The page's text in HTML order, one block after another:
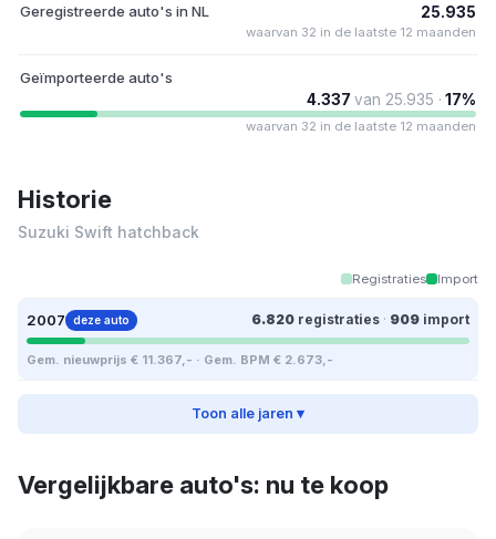
Geregistreerde auto's in NL 25.935
waarvan 32 in de laatste 12 maanden
Geïmporteerde auto's
4.337 van 25.935 · 17%
waarvan 32 in de laatste 12 maanden
Historie
Suzuki Swift hatchback
Registraties Import
2007 deze auto 6.820 registraties · 909 import
Gem. nieuwprijs € 11.367,- · Gem. BPM € 2.673,-
Toon alle jaren ▾
Vergelijkbare auto's: nu te koop